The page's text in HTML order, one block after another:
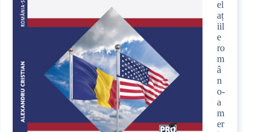
el
aț
iil
e
ro
m
â
n
o-
a
m
er